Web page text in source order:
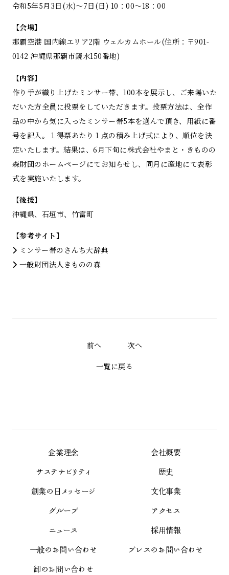
企業理念
会社概要
サステナビリティ
歴史
創業の日メッセージ
文化事業
グループ
アクセス
ニュース
採用情報
一般のお問い合わせ
プレスのお問い合わせ
卸のお問い合わせ
令和5年5月3日(水)～7日(日) 10：00～18：00
【会場】
那覇空港 国内線エリア2階 ウェルカムホール(住所：〒901-
0142 沖縄県那覇市鏡水150番地)
【内容】
作り手が織り上げたミンサー帯、100本を展示し、ご来場いた
だいた方全員に投票をしていただきます。投票方法は、全作
品の中から気に入ったミンサー帯5本を選んで頂き、用紙に番
号を記入。１得票あたり１点の積み上げ式により、順位を決
定いたします。結果は、6月下旬に株式会社やまと・きものの
森財団のホームページにてお知らせし、同月に産地にて表彰
式を実施いたします。
【後援】
沖縄県、石垣市、竹富町
【参考サイト】
ミンサー帯のさんち大辞典
⼀般財団法⼈きものの森
前へ 次へ
一覧に戻る